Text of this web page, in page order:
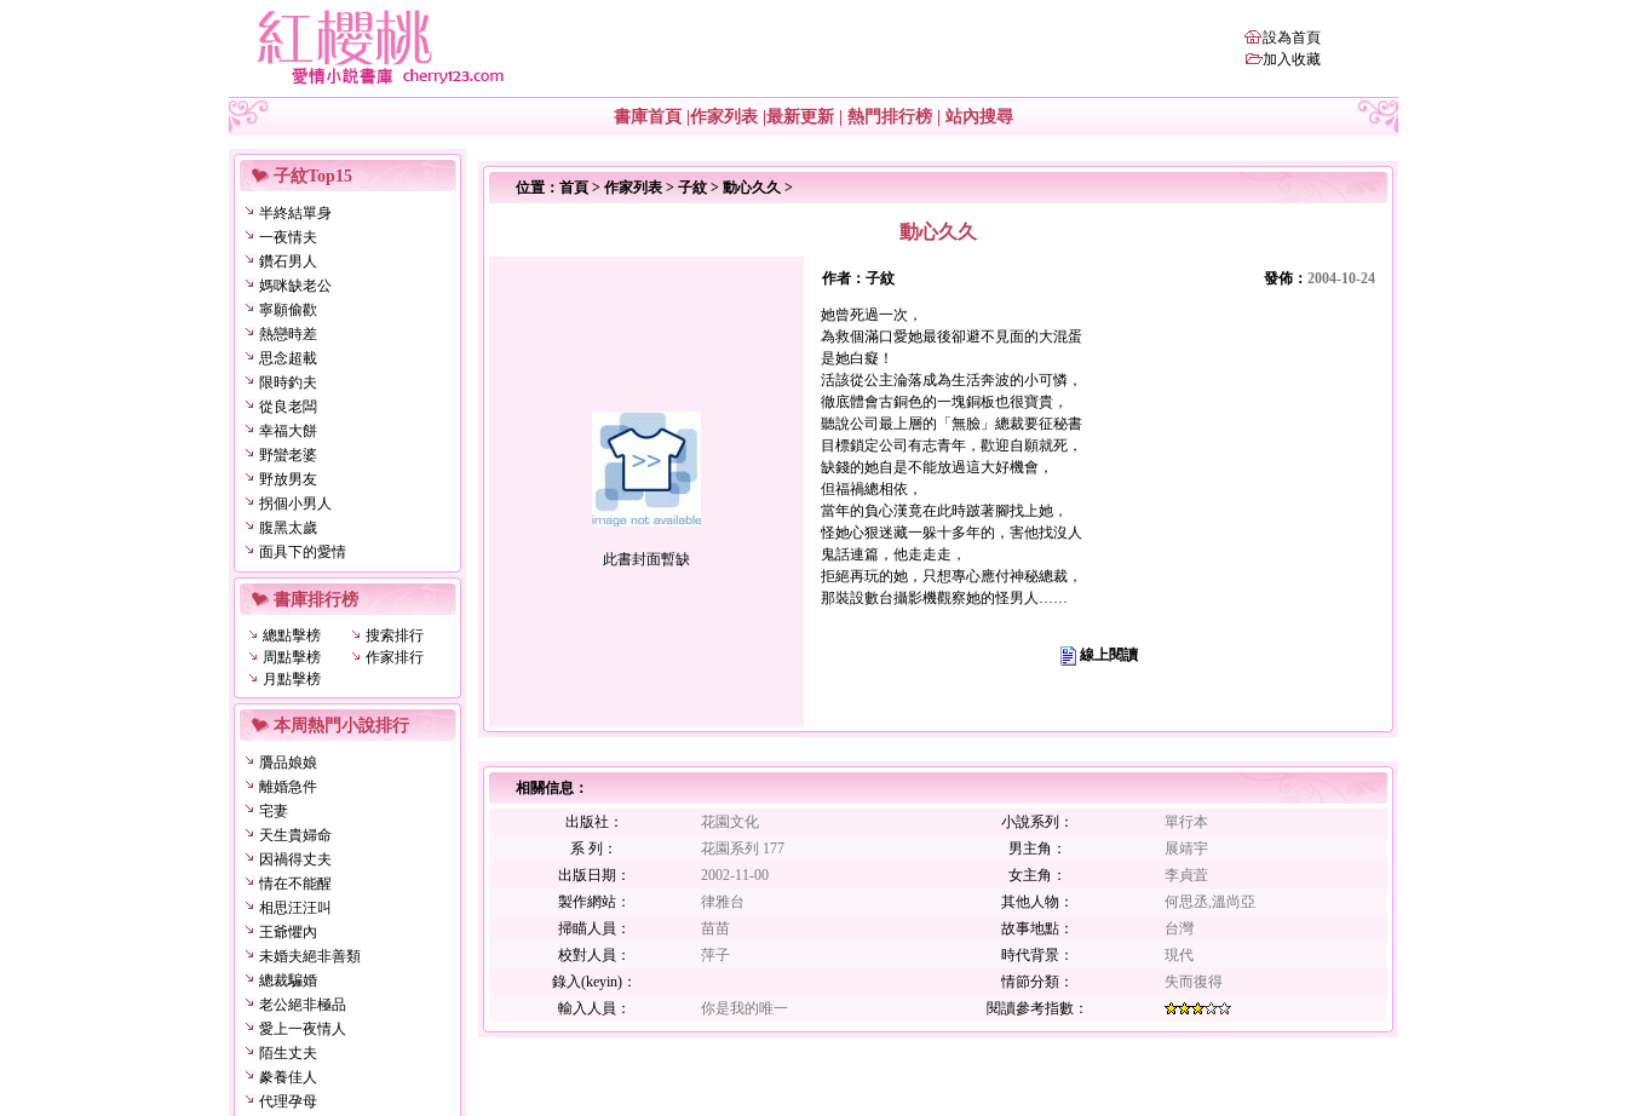
設為首頁
加入收藏
書庫首頁 作家列表 最新更新 熱門排行榜 站內搜尋
子紋Top15
半終結單身
一夜情夫
鑽石男人
媽咪缺老公
寧願偷歡
熱戀時差
思念超載
限時釣夫
從良老闆
幸福大餅
野蠻老婆
野放男友
拐個小男人
腹黑太歲
面具下的愛情
書庫排行榜
總點擊榜
搜索排行
周點擊榜
作家排行
月點擊榜
本周熱門小說排行
贗品娘娘
離婚急件
宅妻
天生貴婦命
因禍得丈夫
情在不能醒
相思汪汪叫
王爺懼內
未婚夫絕非善類
總裁騙婚
老公絕非極品
愛上一夜情人
陌生丈夫
豢養佳人
代理孕母
位置： 首頁 > 作家列表 > 子紋 > 動心久久 >
動心久久
此書封面暫缺
作者： 子紋 發佈： 2004-10-24
她曾死過一次，
為救個滿口愛她最後卻避不見面的大混蛋
是她白癡！
活該從公主淪落成為生活奔波的小可憐，
徹底體會古銅色的一塊銅板也很寶貴，
聽說公司最上層的「無臉」總裁要征秘書
目標鎖定公司有志青年，歡迎自願就死，
缺錢的她自是不能放過這大好機會，
但福禍總相依，
當年的負心漢竟在此時跛著腳找上她，
怪她心狠迷藏一躲十多年的，害他找沒人
鬼話連篇，他走走走，
拒絕再玩的她，只想專心應付神秘總裁，
那裝設數台攝影機觀察她的怪男人……
線上閱讀
相關信息：
出版社：
花園文化 小說系列：
單行本
系 列：
花園系列 177 男主角：
展靖宇
出版日期：
2002-11-00 女主角：
李貞萓
製作網站：
律雅台 其他人物：
何思丞,溫尚亞
掃瞄人員：
苗苗 故事地點：
台灣
校對人員：
萍子 時代背景：
現代
錄入(keyin)：
情節分類：
失而復得
輸入人員：
你是我的唯一 閱讀參考指數：